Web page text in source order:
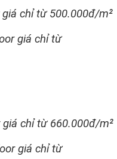
chỉ từ 500.000đ/m²
giá chỉ từ
chỉ từ 660.000đ/m²
giá chỉ từ